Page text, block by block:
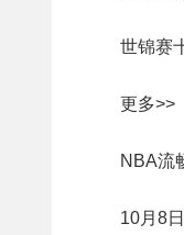
世锦赛
更多>>
NBA流
10月8